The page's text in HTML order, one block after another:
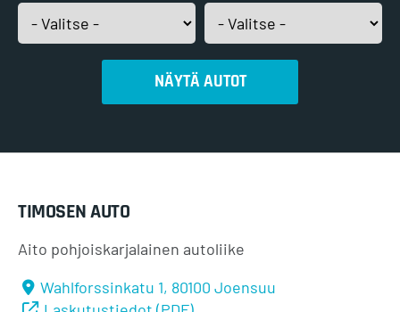
NÄYTÄ AUTOT
TIMOSEN AUTO
Aito pohjoiskarjalainen autoliike
Wahlforssinkatu 1, 80100 Joensuu